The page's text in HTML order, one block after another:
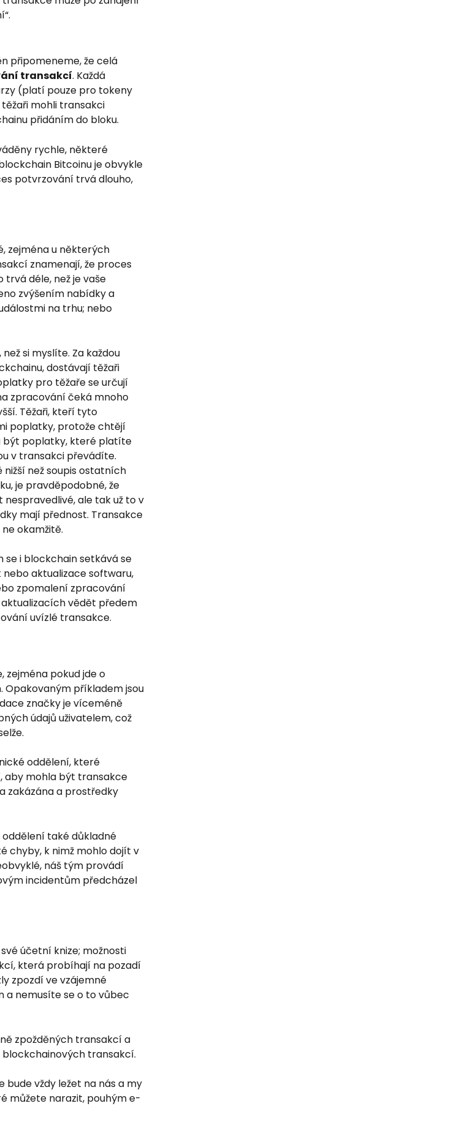
připomeneme, že celá
transakcí. Každá
(platí pouze pro tokeny
mohli transakci
přidáním do bloku.
rychle, některé
Bitcoinu je obvykle
potvrzování trvá dlouho,
zejména u některých
znamenají, že proces
déle, než je vaše
zvýšením nabídky a
na trhu; nebo
si myslíte. Za každou
dostávají těžaři
pro těžaře se určují
zpracování čeká mnoho
Těžaři, kteří tyto
poplatky, protože chtějí
být poplatky, které platíte
v transakci převádíte.
než soupis ostatních
je pravděpodobné, že
nespravedlivé, ale tak už to v
mají přednost. Transakce
okamžitě.
se i blockchain setkává se
aktualizace softwaru,
zpomalení zpracování
vědět předem
uvízlé transakce.
zejména pokud jde o
příkladem jsou
značky je víceméně
údajů uživatelem, což
oddělení, které
aby mohla být transakce
zakázána a prostředky
také důkladné
chyby, k nimž mohlo dojít v
náš tým provádí
incidentům předcházel
účetní knize; možnosti
která probíhají na pozadí
zpozdí ve vzájemné
a nemusíte se o to vůbec
zpožděných transakcí a
transakcí.
bude vždy ležet na nás a my
můžete narazit, pouhým e-